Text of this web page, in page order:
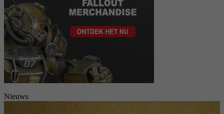
Nieuws